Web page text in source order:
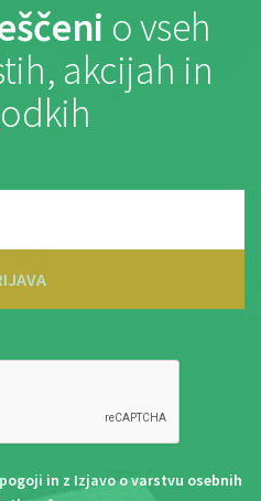
o vseh
akcijah in
in z Izjavo o varstvu osebnih